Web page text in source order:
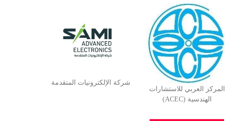
للاطلاع على كافة التفاصيل عبر الموقع :
http://www.plutosms.com/zagel
المركز العربي للاستشارات
الهندسية (ACEC)
شركة الإلكترونيات المتقدمة